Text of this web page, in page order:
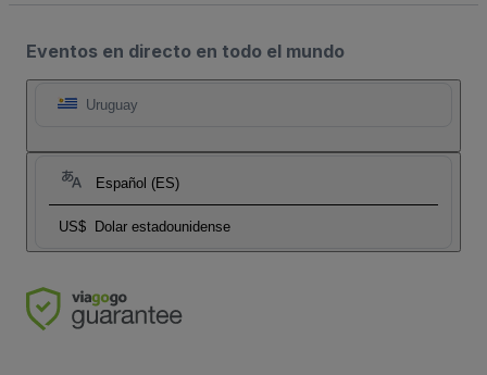
Eventos en directo en todo el mundo
Uruguay
Español (ES)
US$ Dolar estadounidense